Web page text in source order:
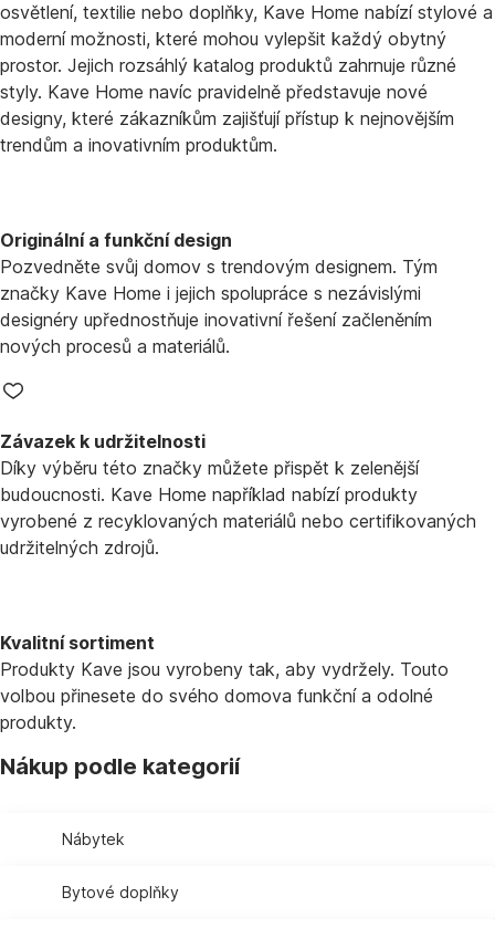
osvětlení, textilie nebo doplňky, Kave Home nabízí stylové a
moderní možnosti, které mohou vylepšit každý obytný
prostor. Jejich rozsáhlý katalog produktů zahrnuje různé
styly. Kave Home navíc pravidelně představuje nové
designy, které zákazníkům zajišťují přístup k nejnovějším
trendům a inovativním produktům.
Originální a funkční design
Pozvedněte svůj domov s trendovým designem. Tým
značky Kave Home i jejich spolupráce s nezávislými
designéry upřednostňuje inovativní řešení začleněním
nových procesů a materiálů.
Závazek k udržitelnosti
Díky výběru této značky můžete přispět k zelenější
budoucnosti. Kave Home například nabízí produkty
vyrobené z recyklovaných materiálů nebo certifikovaných
udržitelných zdrojů.
Kvalitní sortiment
Produkty Kave jsou vyrobeny tak, aby vydržely. Touto
volbou přinesete do svého domova funkční a odolné
produkty.
Nákup podle kategorií
Nábytek
Bytové doplňky